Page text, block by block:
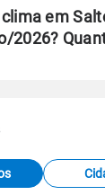
em
2026?
de
do